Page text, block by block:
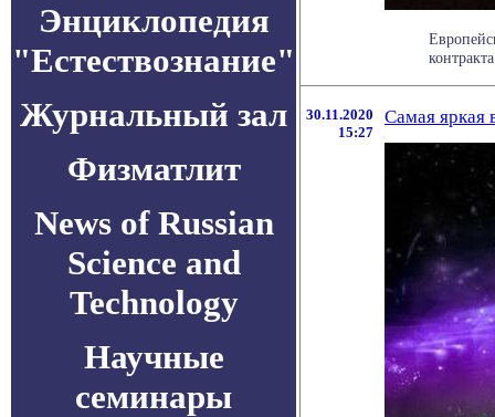
Энциклопедия
"Естествознание"
Журнальный зал
Физматлит
News of Russian
Science and
Technology
Научные
семинары
30.11.2020
15:27
Самая яркая